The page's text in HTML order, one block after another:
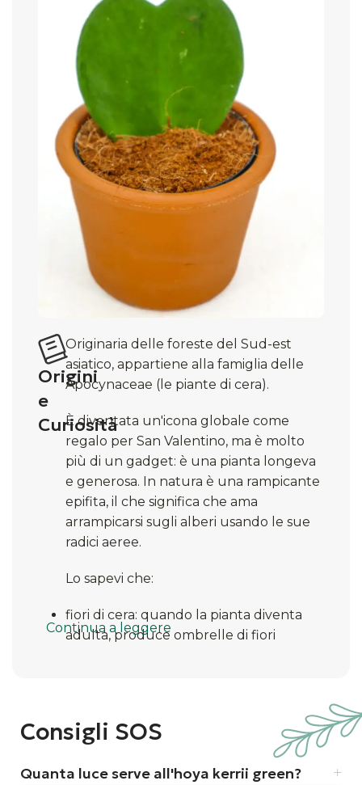
Origini
e
Curiosità
Originaria delle foreste del Sud-est
asiatico, appartiene alla famiglia delle
Apocynaceae (le piante di cera).
È diventata un'icona globale come
regalo per San Valentino, ma è molto
più di un gadget: è una pianta longeva
e generosa. In natura è una rampicante
epifita, il che significa che ama
arrampicarsi sugli alberi usando le sue
radici aeree.
Lo sapevi che:
fiori di cera: quando la pianta diventa
adulta, produce ombrelle di fiori
la pazienza è la chiave: se acquisti la
singola foglia ("single leaf"), sappi che
può restare identica per anni prima di
Continua a leggere
Consigli SOS
Quanta luce serve all'hoya kerrii green?